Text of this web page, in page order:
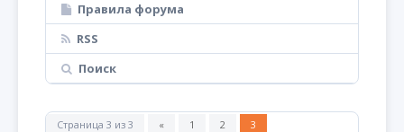
Правила форума
RSS
Поиск
Страница 3 из 3 « 1 2 3